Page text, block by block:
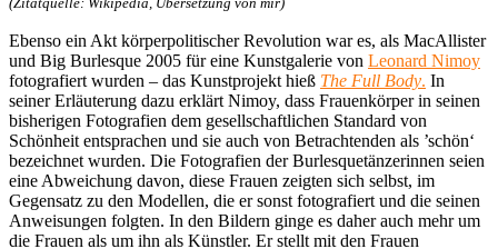
(Zitatquelle: Wikipedia, Übersetzung von mir)
Ebenso ein Akt körperpolitischer Revolution war es, als MacAllister
und Big Burlesque 2005 für eine Kunstgalerie von Leonard Nimoy
fotografiert wurden – das Kunstprojekt hieß The Full Body. In
seiner Erläuterung dazu erklärt Nimoy, dass Frauenkörper in seinen
bisherigen Fotografien dem gesellschaftlichen Standard von
Schönheit entsprachen und sie auch von Betrachtenden als ’schön‘
bezeichnet wurden. Die Fotografien der Burlesquetänzerinnen seien
eine Abweichung davon, diese Frauen zeigten sich selbst, im
Gegensatz zu den Modellen, die er sonst fotografiert und die seinen
Anweisungen folgten. In den Bildern ginge es daher auch mehr um
die Frauen als um ihn als Künstler. Er stellt mit den Frauen